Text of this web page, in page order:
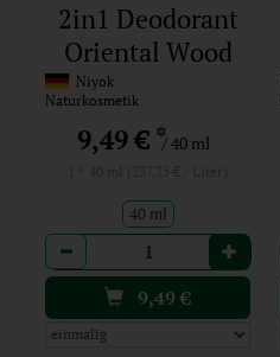
2in1 Deodorant
Oriental Wood
Niyok
Naturkosmetik
9,49 €*/ 40 ml
40 ml
Anzahl
9,49€